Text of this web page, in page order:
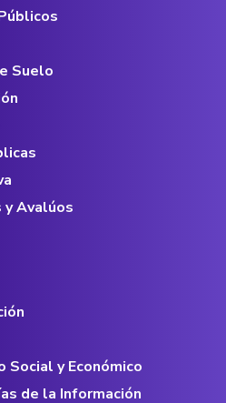
Suelo
y Avalúos
Social y Económico
de la Información